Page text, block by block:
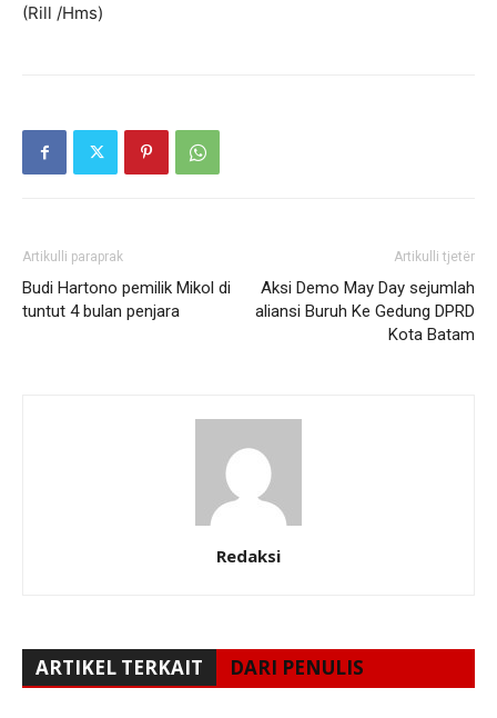
(Rill /Hms)
Artikulli paraprak
Budi Hartono pemilik Mikol di
tuntut 4 bulan penjara
Artikulli tjetër
Aksi Demo May Day sejumlah
aliansi Buruh Ke Gedung DPRD
Kota Batam
Redaksi
ARTIKEL TERKAIT DARI PENULIS